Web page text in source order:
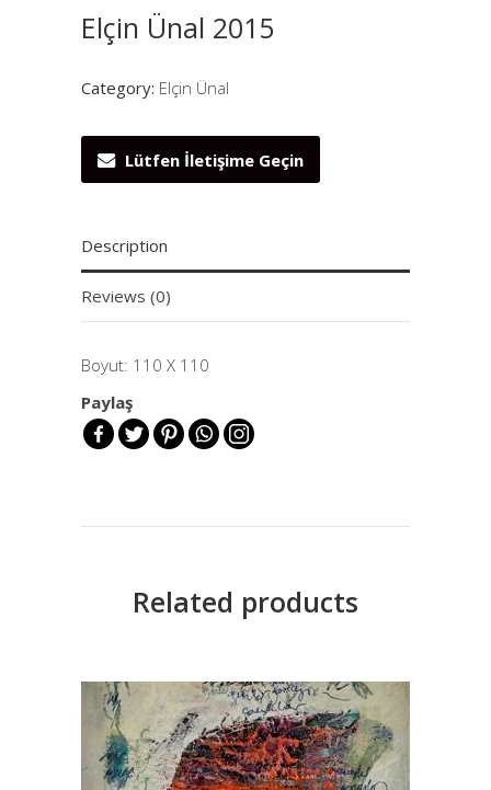
Elçin Ünal 2015
Category: Elçin Ünal
Lütfen İletişime Geçin
Description
Reviews (0)
Boyut: 110 X 110
Paylaş
Related products